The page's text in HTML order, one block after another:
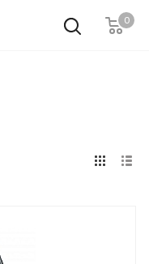
0